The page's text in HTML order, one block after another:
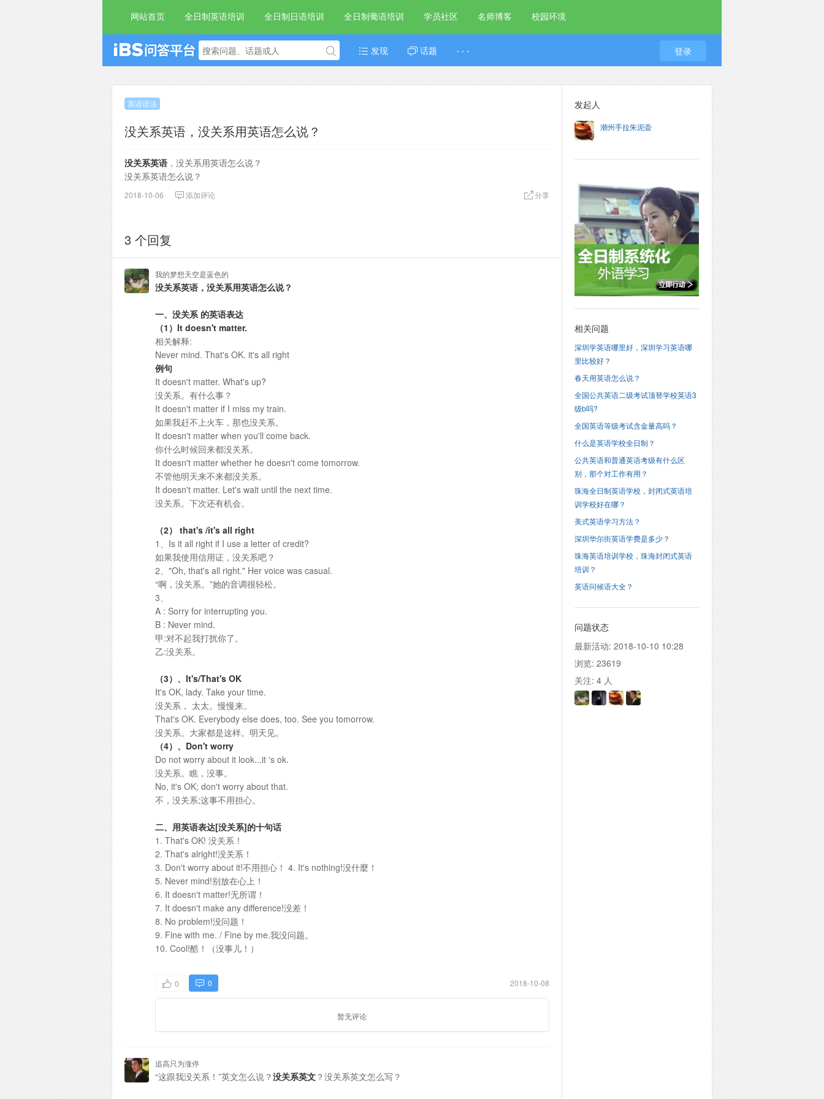
网站首页 全日制英语培训 全日制日语培训 全日制葡语培训 学员社区 名师博客 校园环境
发现 话题 · · · 登录
英语语法
没关系英语，没关系用英语怎么说？
没关系英语 ，没关系用英语怎么说？
没关系英语怎么说？
2018-10-06 添加评论 分享
3 个回复
我的梦想天空是蓝色的
没关系英语，没关系用英语怎么说？​
一、没关系 的英语表达
（1）It doesn't matter.
相关解释:
Never mind. That's OK. it's all right
例句
It doesn't matter. What's up?
没关系。有什么事？
It doesn't matter if I miss my train.
如果我赶不上火车，那也没关系。
It doesn't matter when you'll come back.
你什么时候回来都没关系。
It doesn't matter whether he doesn't come tomorrow.
不管他明天来不来都没关系。
It doesn't matter. Let's wait until the next time.
没关系。下次还有机会。
（2） that's /it's all right
1、Is it all right if I use a letter of credit?
如果我使用信用证，没关系吧？
2、"Oh, that's all right." Her voice was casual.
“啊，没关系。”她的音调很轻松。
3、
A : Sorry for interrupting you.
B : Never mind.
甲:对不起我打扰你了。
乙:没关系。
（3）、It's/That's OK
It's OK, lady. Take your time.
没关系， 太太。慢慢来。
That's OK. Everybody else does, too. See you tomorrow.
没关系。大家都是这样。明天见。
（4）、Don't worry
Do not worry about it look...it 's ok.
没关系。瞧，没事。
No, it's OK; don't worry about that.
不，没关系;这事不用担心。
二、用英语表达[没关系]的十句话
1. That's OK! 没关系！
2. That's alright!没关系！
3. Don't worry about it!不用担心！ 4. It's nothing!没什麼！
5. Never mind!别放在心上！
6. It doesn't matter!无所谓！
7. It doesn't make any difference!没差！
8. No problem!没问题！
9. Fine with me. / Fine by me.我没问题。
10. Cool!酷！（没事儿！）
2018-10-08
0 0
暂无评论
追高只为涨停
“这跟我没关系！”英文怎么说？没关系英文 ？没关系英文怎么写？
发起人
潮州手拉朱泥壶
相关问题
深圳学英语哪里好，深圳学习英语哪
里比较好？
春天用英语怎么说？
全国公共英语二级考试顶替学校英语3
级b吗?
全国英语等级考试含金量高吗？
什么是英语学校全日制？
公共英语和普通英语考级有什么区
别，那个对工作有用？
珠海全日制英语学校，封闭式英语培
训学校好在哪？
美式英语学习方法？
深圳华尔街英语学费是多少？
珠海英语培训学校，珠海封闭式英语
培训？
英语问候语大全？
问题状态
最新活动: 2018-10-10 10:28
浏览: 23619
关注: 4人